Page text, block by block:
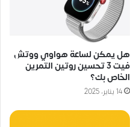
هل يمكن لساعة هواوي ووتش
فيت 3 تحسين روتين التمرين
الخاص بك؟
14 يناير، 2025